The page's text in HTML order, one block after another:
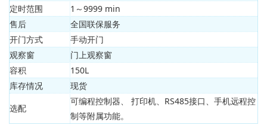
定时范围
1～9999 min
售后
全国联保服务
开门方式
手动开门
观察窗
门上观察窗
容积
150L
库存情况
现货
选配
可编程控制器、 打印机、RS485接口、手机远程控
制等附属功能。